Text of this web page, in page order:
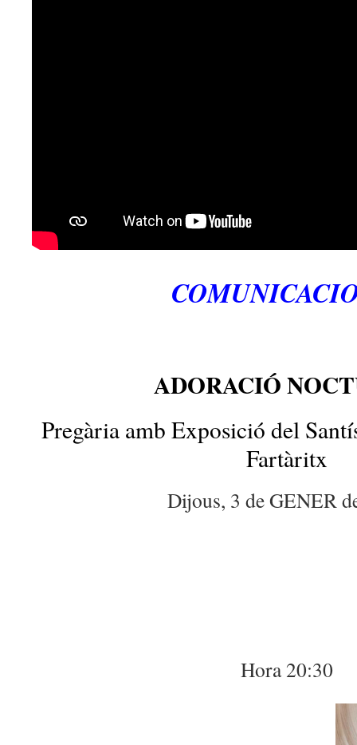
ADORACIÓ
Pregària amb Exposició del
Fartàritx
Dijous, 3 de GENER
Hora 20:30